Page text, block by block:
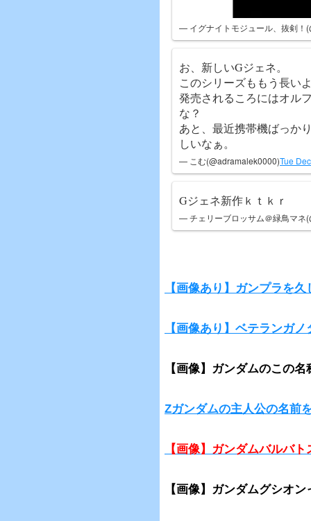
— イグナイトモジュール、抜剣！
お、新しいGジェネ。
このシリーズももう長い
発売されるころにはオル
な？
あと、最近携帯機ばっか
しいなぁ。
— こむ(@adramalek0000)Tue
Gジェネ新作ｋｔｋｒ
— チェリーブロッサム＠緑鳥マネ
【画像あり】ガンプラを
【画像あり】ベテランガ
【画像】ガンダムのこの
Zガンダムの主人公の名前
【画像】ガンダムバルバ
【画像】ガンダムグシオ